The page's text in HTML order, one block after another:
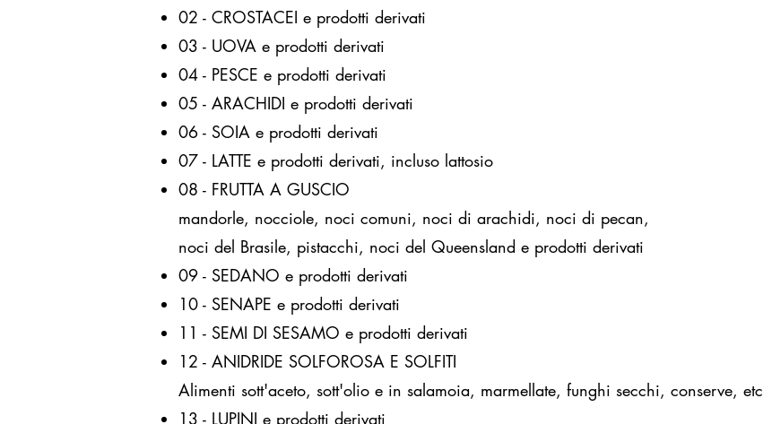
02 - CROSTACEI e prodotti derivati
03 - UOVA e prodotti derivati
04 - PESCE e prodotti derivati
05 - ARACHIDI e prodotti derivati
06 - SOIA e prodotti derivati
07 - LATTE e prodotti derivati, incluso lattosio
08 - FRUTTA A GUSCIO
mandorle, nocciole, noci comuni, noci di arachidi, noci di pecan,
noci del Brasile, pistacchi, noci del Queensland e prodotti derivati
09 - SEDANO e prodotti derivati
10 - SENAPE e prodotti derivati
11 - SEMI DI SESAMO e prodotti derivati
12 - ANIDRIDE SOLFOROSA E SOLFITI
Alimenti sott'aceto, sott'olio e in salamoia, marmellate, funghi secchi, conserve, etc
13 - LUPINI e prodotti derivati